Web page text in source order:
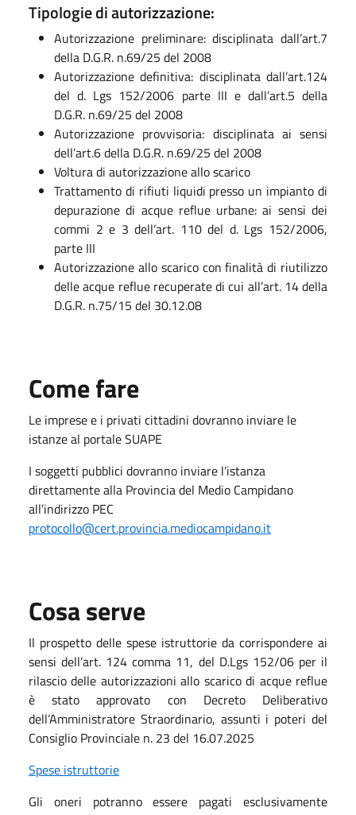
Tipologie di autorizzazione:
Autorizzazione preliminare: disciplinata dall’art.7
della D.G.R. n.69/25 del 2008
Autorizzazione definitiva: disciplinata dall’art.124
del d. Lgs 152/2006 parte III e dall’art.5 della
D.G.R. n.69/25 del 2008
Autorizzazione provvisoria: disciplinata ai sensi
dell’art.6 della D.G.R. n.69/25 del 2008
Voltura di autorizzazione allo scarico
Trattamento di rifiuti liquidi presso un impianto di
depurazione di acque reflue urbane: ai sensi dei
commi 2 e 3 dell’art. 110 del d. Lgs 152/2006,
parte III
Autorizzazione allo scarico con finalità di riutilizzo
delle acque reflue recuperate di cui all’art. 14 della
D.G.R. n.75/15 del 30.12.08
Come fare
Le imprese e i privati cittadini dovranno inviare le
istanze al portale SUAPE
I soggetti pubblici dovranno inviare l’istanza
direttamente alla Provincia del Medio Campidano
all’indirizzo PEC
protocollo@cert.provincia.mediocampidano.it
Cosa serve
Il prospetto delle spese istruttorie da corrispondere ai
sensi dell’art. 124 comma 11, del D.Lgs 152/06 per il
rilascio delle autorizzazioni allo scarico di acque reflue
è stato approvato con Decreto Deliberativo
dell’Amministratore Straordinario, assunti i poteri del
Consiglio Provinciale n. 23 del 16.07.2025
Spese istruttorie
Gli oneri potranno essere pagati esclusivamente